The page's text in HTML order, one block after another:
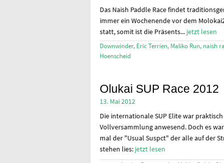
Das Naish Paddle Race findet
immer ein Wochenende vor dem
statt, somit ist die Präsents... jetzt lesen
Downwinder, Eric Terrien, Maliko Run, naish
Hoenscheid
Olukai SUP Race 2012
13. Mai 2012
Die internationale SUP Elite war
Vollversammlung anwesend. Doch es
mal der "Usual Suspct" der alle auf der
stehen lies: jetzt lesen